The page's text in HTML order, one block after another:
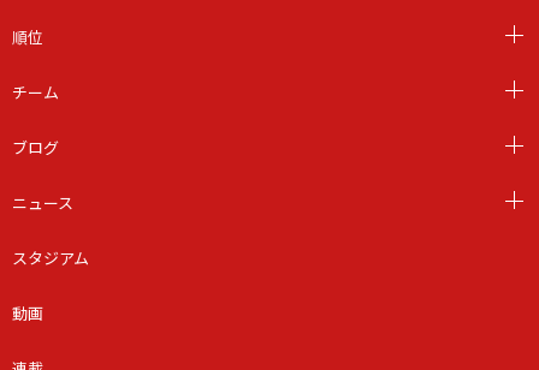
順位
チーム
ブログ
ニュース
スタジアム
動画